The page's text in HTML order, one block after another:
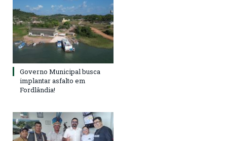
Governo Municipal busca
implantar asfalto em
Fordlândia!